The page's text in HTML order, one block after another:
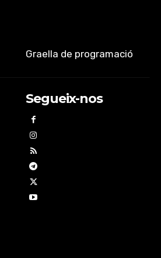
Graella de programació
Segueix-nos